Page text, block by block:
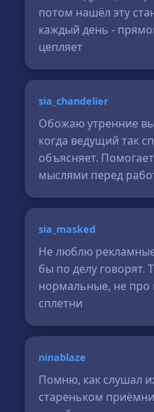
потом нашёл эту
каждый день -
цепляет
sia_chandelier
Обожаю утренние
когда ведущий так
объясняет.
мыслями перед
sia_masked
Не люблю рекламные
бы по делу
нормальные, не про
сплетни
ninablaze
Помню, как слушал
стареньком